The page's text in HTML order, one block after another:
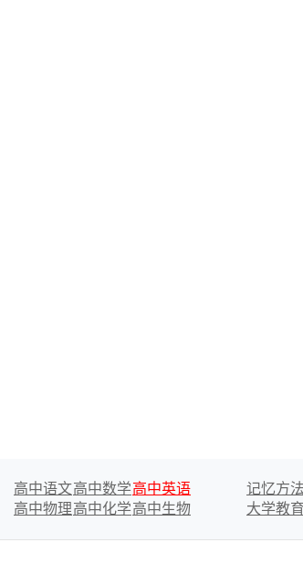
高中语文高中数学高中英语
高中物理高中化学高中生物
记忆方法
大学教育